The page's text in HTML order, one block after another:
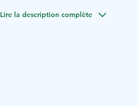
Lire la description complète